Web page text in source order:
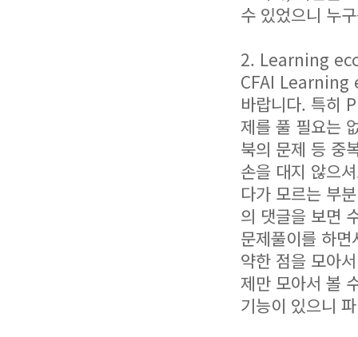
수 있었으니 누
2. Learning
CFAI Learning
바랍니다. 특히
제를 풀 필요는
북의 문제 등 중
손을 대지 않으
다가 모르는 부
의 댓글을 보면
문제풀이를 하
약한 점을 모아
제만 모아서 볼
기능이 있으니